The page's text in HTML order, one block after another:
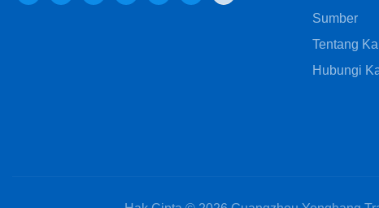
Sumber
Tentang
Hubungi